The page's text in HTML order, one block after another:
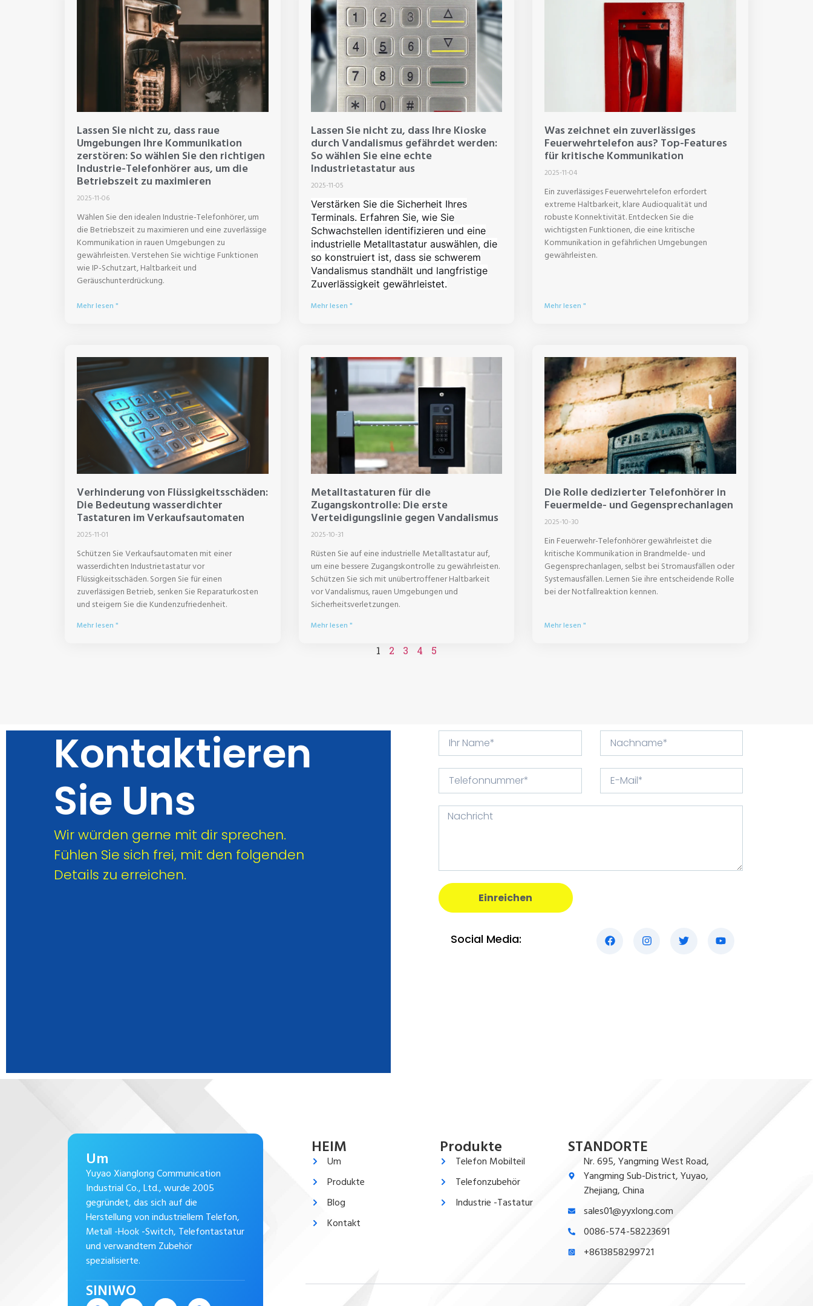
Lassen Sie nicht zu, dass raue
Umgebungen Ihre Kommunikation
zerstören: So wählen Sie den richtigen
Industrie-Telefonhörer aus, um die
Betriebszeit zu maximieren
2025-11-06
Wählen Sie den idealen Industrie-Telefonhörer, um
die Betriebszeit zu maximieren und eine zuverlässige
Kommunikation in rauen Umgebungen zu
gewährleisten. Verstehen Sie wichtige Funktionen
wie IP-Schutzart, Haltbarkeit und
Geräuschunterdrückung.
Mehr lesen "
Lassen Sie nicht zu, dass Ihre Kioske
durch Vandalismus gefährdet werden:
So wählen Sie eine echte
Industrietastatur aus
2025-11-05
Verstärken Sie die Sicherheit Ihres
Terminals. Erfahren Sie, wie Sie
Schwachstellen identifizieren und eine
industrielle Metalltastatur auswählen, die
so konstruiert ist, dass sie schwerem
Vandalismus standhält und langfristige
Zuverlässigkeit gewährleistet.
Mehr lesen "
Was zeichnet ein zuverlässiges
Feuerwehrtelefon aus? Top-Features
für kritische Kommunikation
2025-11-04
Ein zuverlässiges Feuerwehrtelefon erfordert
extreme Haltbarkeit, klare Audioqualität und
robuste Konnektivität. Entdecken Sie die
wichtigsten Funktionen, die eine kritische
Kommunikation in gefährlichen Umgebungen
gewährleisten.
Mehr lesen "
Verhinderung von Flüssigkeitsschäden:
Die Bedeutung wasserdichter
Tastaturen im Verkaufsautomaten
2025-11-01
Schützen Sie Verkaufsautomaten mit einer
wasserdichten Industrietastatur vor
Flüssigkeitsschäden. Sorgen Sie für einen
zuverlässigen Betrieb, senken Sie Reparaturkosten
und steigern Sie die Kundenzufriedenheit.
Mehr lesen "
Metalltastaturen für die
Zugangskontrolle: Die erste
Verteidigungslinie gegen Vandalismus
2025-10-31
Rüsten Sie auf eine industrielle Metalltastatur auf,
um eine bessere Zugangskontrolle zu gewährleisten.
Schützen Sie sich mit unübertroffener Haltbarkeit
vor Vandalismus, rauen Umgebungen und
Sicherheitsverletzungen.
Mehr lesen "
Die Rolle dedizierter Telefonhörer in
Feuermelde- und Gegensprechanlagen
2025-10-30
Ein Feuerwehr-Telefonhörer gewährleistet die
kritische Kommunikation in Brandmelde- und
Gegensprechanlagen, selbst bei Stromausfällen oder
Systemausfällen. Lernen Sie ihre entscheidende Rolle
bei der Notfallreaktion kennen.
Mehr lesen "
1 2 3 4 5
Kontaktieren
Sie Uns
Wir würden gerne mit dir sprechen.
Fühlen Sie sich frei, mit den folgenden
Details zu erreichen.
Einreichen
Social Media:
Um
Yuyao Xianglong Communication
Industrial Co., Ltd., wurde 2005
gegründet, das sich auf die
Herstellung von industriellem Telefon,
Metall -Hook -Switch, Telefontastatur
und verwandtem Zubehör
spezialisierte.
SINIWO
HEIM
Um
Produkte
Blog
Kontakt
Produkte
Telefon Mobilteil
Telefonzubehör
Industrie -Tastatur
STANDORTE
Nr. 695, Yangming West Road,
Yangming Sub-District, Yuyao,
Zhejiang, China
sales01@yyxlong.com
0086-574-58223691
+8613858299721